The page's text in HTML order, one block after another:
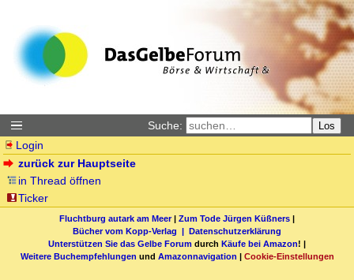
Suche: Los
Login
zurück zur Hauptseite
in Thread öffnen
Ticker
Fluchtburg autark am Meer| Zum Tode Jürgen Küßners |
Bücher vom Kopp-Verlag | Datenschutzerklärung
Unterstützen Sie das Gelbe Forum durch Käufe bei Amazon! |
Weitere Buchempfehlungen und Amazonnavigation | Cookie-Einstellungen